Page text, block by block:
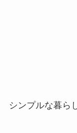
シンプルな暮ら